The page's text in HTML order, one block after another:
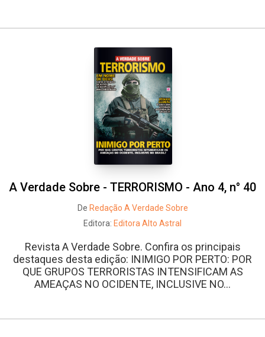
A Verdade Sobre - TERRORISMO - Ano 4, n° 40
De Redação A Verdade Sobre
Editora: Editora Alto Astral
Revista A Verdade Sobre. Confira os principais
destaques desta edição: INIMIGO POR PERTO: POR
QUE GRUPOS TERRORISTAS INTENSIFICAM AS
AMEAÇAS NO OCIDENTE, INCLUSIVE NO...